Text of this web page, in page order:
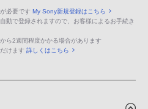
必要です My Sony新規登録はこちら
動で登録されますので、お客様によるお手続き
ら2週間程度かかる場合があります
けます 詳しくはこちら